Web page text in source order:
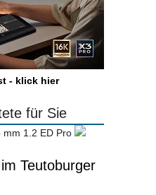
- klick hier
für Sie
mm 1.2 ED Pro
Teutoburger